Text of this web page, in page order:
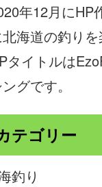
年12月にHP
海道の釣りを
タイトルは
グです。
テゴリー
釣り